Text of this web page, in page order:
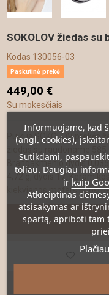
SOKOLOV žiedas su
Kodas 130056-03
Paskutinė prekė
449,00 €
Su mokesčiais
Puikus SOKOLOV
Brangakmenio dydis
4,72 g, dydis 17.
kiekvienos moters
Informuojame, kad
(angl. cookies),
Sutikdami,
toliau. Daugiau
ir kaip
Atkreiptinas
atsisakymas ar
spartą, apriboti tam
Plačiau